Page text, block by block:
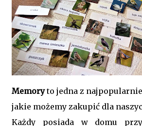
Memoryto jedna z
jakie możemy zakupić dla
Każdy posiada w domu